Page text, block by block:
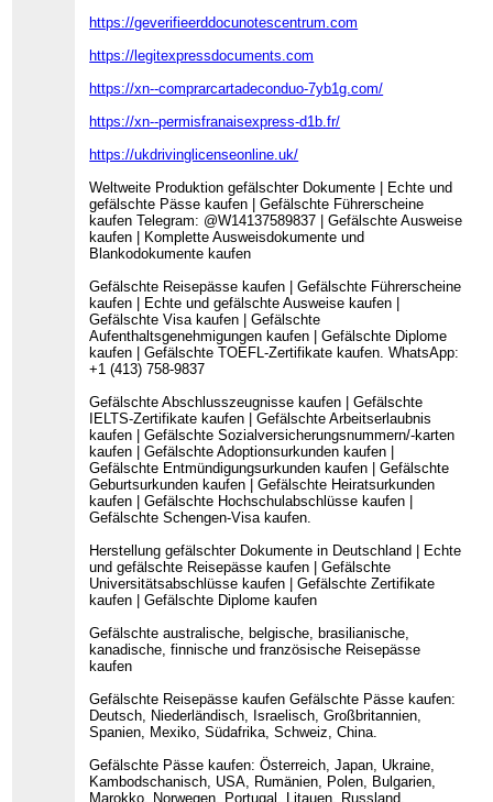
https://geverifieerddocunotescentrum.com
https://legitexpressdocuments.com
https://xn--comprarcartadeconduo-7yb1g.com/
https://xn--permisfranaisexpress-d1b.fr/
https://ukdrivinglicenseonline.uk/
Weltweite Produktion gefälschter Dokumente | Echte und
gefälschte Pässe kaufen | Gefälschte Führerscheine
kaufen Telegram: @W14137589837 | Gefälschte Ausweise
kaufen | Komplette Ausweisdokumente und
Blankodokumente kaufen
Gefälschte Reisepässe kaufen | Gefälschte Führerscheine
kaufen | Echte und gefälschte Ausweise kaufen |
Gefälschte Visa kaufen | Gefälschte
Aufenthaltsgenehmigungen kaufen | Gefälschte Diplome
kaufen | Gefälschte TOEFL-Zertifikate kaufen. WhatsApp:
+1 (413) 758-9837
Gefälschte Abschlusszeugnisse kaufen | Gefälschte
IELTS-Zertifikate kaufen | Gefälschte Arbeitserlaubnis
kaufen | Gefälschte Sozialversicherungsnummern/-karten
kaufen | Gefälschte Adoptionsurkunden kaufen |
Gefälschte Entmündigungsurkunden kaufen | Gefälschte
Geburtsurkunden kaufen | Gefälschte Heiratsurkunden
kaufen | Gefälschte Hochschulabschlüsse kaufen |
Gefälschte Schengen-Visa kaufen.
Herstellung gefälschter Dokumente in Deutschland | Echte
und gefälschte Reisepässe kaufen | Gefälschte
Universitätsabschlüsse kaufen | Gefälschte Zertifikate
kaufen | Gefälschte Diplome kaufen
Gefälschte australische, belgische, brasilianische,
kanadische, finnische und französische Reisepässe
kaufen
Gefälschte Reisepässe kaufen Gefälschte Pässe kaufen:
Deutsch, Niederländisch, Israelisch, Großbritannien,
Spanien, Mexiko, Südafrika, Schweiz, China.
Gefälschte Pässe kaufen: Österreich, Japan, Ukraine,
Kambodschanisch, USA, Rumänien, Polen, Bulgarien,
Marokko, Norwegen, Portugal, Litauen, Russland.